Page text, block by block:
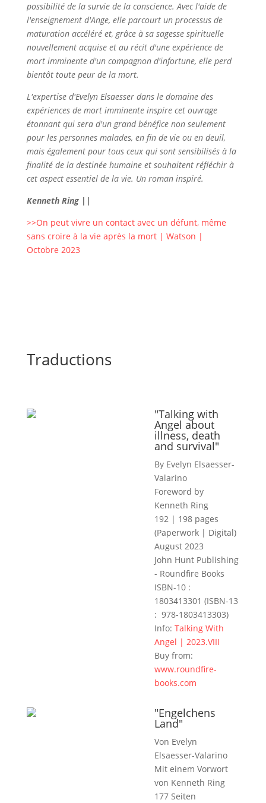
possibilité de la survie de la conscience. Avec l'aide de
l'enseignement d'Ange, elle parcourt un processus de
maturation accéléré et, grâce à sa sagesse spirituelle
nouvellement acquise et au récit d'une expérience de
mort imminente d'un compagnon d'infortune, elle perd
bientôt toute peur de la mort.
L'expertise d'Evelyn Elsaesser dans le domaine des
expériences de mort imminente inspire cet ouvrage
étonnant qui sera d'un grand bénéfice non seulement
pour les personnes malades, en fin de vie ou en deuil,
mais également pour tous ceux qui sont sensibilisés à la
finalité de la destinée humaine et souhaitent réfléchir à
cet aspect essentiel de la vie. Un roman inspiré.
Kenneth Ring ||
>>On peut vivre un contact avec un défunt, même
sans croire à la vie après la mort | Watson |
Octobre 2023
Traductions
"Talking with
Angel about
illness, death
and survival"
By Evelyn Elsaesser-
Valarino
Foreword by
Kenneth Ring
192 | 198 pages
(Paperwork | Digital)
August 2023
John Hunt Publishing
- Roundfire Books
ISBN-10‏ : ‎
1803413301 (ISBN-13‏
: ‎ 978-1803413303)
Info: Talking With
Angel | 2023.VIII
Buy from:
www.roundfire-
books.com
"Engelchens
Land"
Von Evelyn
Elsaesser-Valarino
Mit einem Vorwort
von Kenneth Ring
177 Seiten